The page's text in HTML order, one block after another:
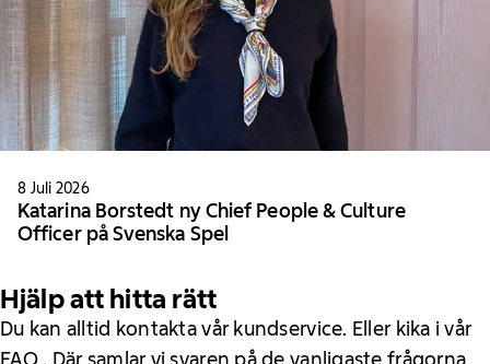
8 Juli 2026
Katarina Borstedt ny Chief People & Culture
Officer på Svenska Spel
Hjälp att hitta rätt
Du kan alltid kontakta vår kundservice. Eller kika i vår